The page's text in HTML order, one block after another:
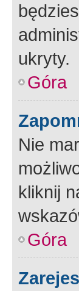
ukryty.
Góra
Nie
kliknij
Góra